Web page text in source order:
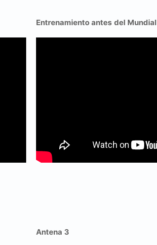
Entrenamiento antes del Mundial
Antena 3